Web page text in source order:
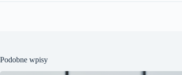
Podobne wpisy